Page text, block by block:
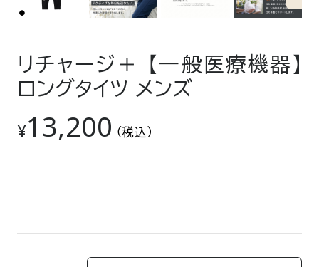
リチャージ＋ 【一般医療機器】
ロングタイツ メンズ
¥13,200 （税込）